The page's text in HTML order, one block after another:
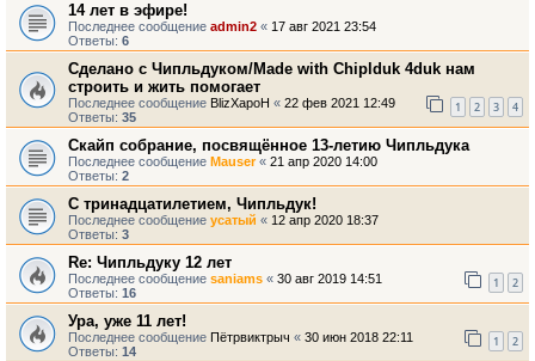
14 лет в эфире!
Последнее сообщение admin2 « 17 авг 2021 23:54
Ответы: 6
Сделано с Чипльдуком/Made with Chiplduk 4duk нам
строить и жить помогает
Последнее сообщение BlizXapoH « 22 фев 2021 12:49
Ответы: 35
1 2 3 4
Скайп собрание, посвящённое 13-летию Чипльдука
Последнее сообщение Mauser« 21 апр 2020 14:00
Ответы: 2
С тринадцатилетием, Чипльдук!
Последнее сообщение усатый « 12 апр 2020 18:37
Ответы: 3
Re: Чипльдуку 12 лет
Последнее сообщение saniams « 30 авг 2019 14:51
Ответы: 16
1 2
Ура, уже 11 лет!
Последнее сообщение Пётрвиктрыч « 30 июн 2018 22:11
Ответы: 14
1 2